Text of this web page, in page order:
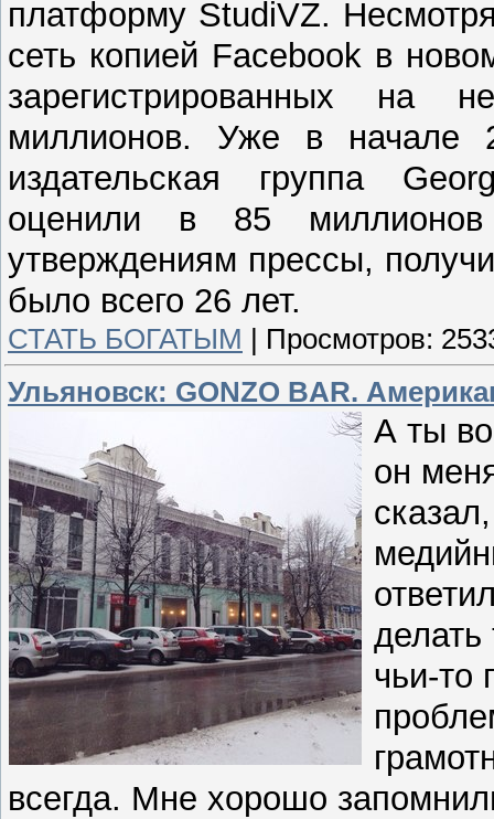
платформу StudiVZ.
сеть копией Facebook в
зарегистрированных на
миллионов. Уже в начале
издательская группа
оценили в 85
утверждениям прессы,
было всего 26 лет.
СТАТЬ БОГАТЫМ Просмотров:
Ульяновск: GONZO BAR.
А ты
он
чьи-то
всегда. Мне хорошо